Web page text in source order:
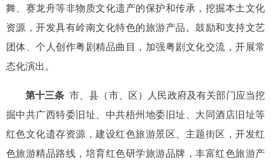
舞、赛龙舟等非物质文化遗产的保护和传承，挖掘本土文化
资源，开发具有岭南文化特色的旅游产品。鼓励和支持文艺
团体、个人创作粤剧精品曲目，加强粤剧文化交流，开展常
态化演出。
第十三条 市、县（市、区）人民政府及有关部门应当挖
掘中共广西特委旧址、中共梧州地委旧址、大同酒店旧址等
红色文化遗存资源，建设红色旅游景区、主题街区，开发红
色旅游精品路线，培育红色研学旅游品牌，丰富红色旅游产